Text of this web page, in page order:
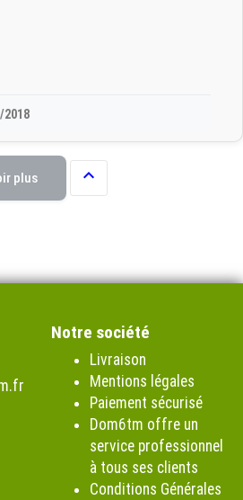
2018
plus 
Notre société
Livraison
Mentions légales
Paiement sécurisé
Dom6tm offre un
service professionnel
à tous ses clients
Conditions Générales